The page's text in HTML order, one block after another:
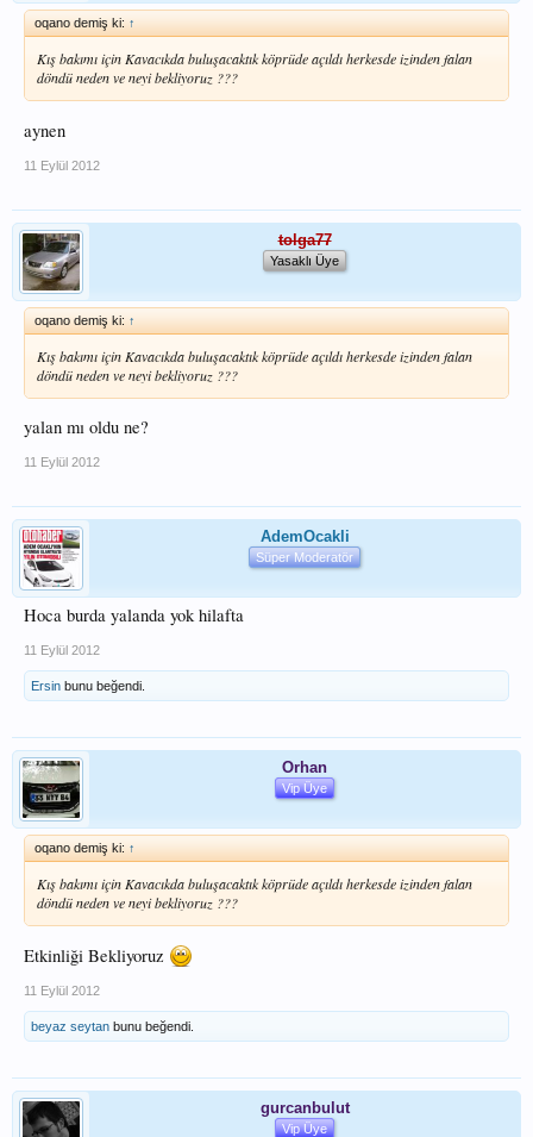
oqano demiş ki: ↑
Kış bakımı için Kavacıkda buluşacaktık köprüde açıldı herkesde izinden falan
döndü neden ve neyi bekliyoruz ???
aynen
11 Eylül 2012
tolga77
Yasaklı Üye
oqano demiş ki: ↑
Kış bakımı için Kavacıkda buluşacaktık köprüde açıldı herkesde izinden falan
döndü neden ve neyi bekliyoruz ???
yalan mı oldu ne?
11 Eylül 2012
AdemOcakli
Süper Moderatör
Hoca burda yalanda yok hilafta
11 Eylül 2012
Ersin bunu beğendi.
Orhan
Vip Üye
oqano demiş ki: ↑
Kış bakımı için Kavacıkda buluşacaktık köprüde açıldı herkesde izinden falan
döndü neden ve neyi bekliyoruz ???
Etkinliği Bekliyoruz
11 Eylül 2012
beyaz seytan bunu beğendi.
gurcanbulut
Vip Üye